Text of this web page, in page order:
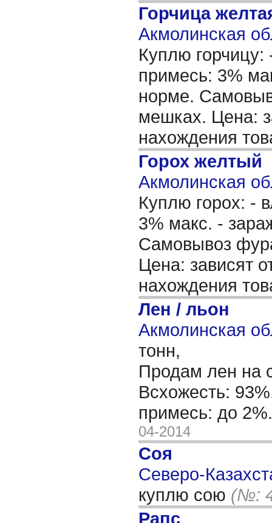
Горчица
Акмолинская
Куплю горчицу:
примесь: 3%
норме.
мешках. Цена:
нахождения
Горох желтый
Акмолинская
Куплю горох: -
3% макс. -
Самовывоз
Цена: зависят
нахождения
Лен / льон
Акмолинская
тонн,
Продам лен на
Всхожесть:
примесь: до
04-2014
Соя
Северо-
куплю сою (№:
Рапс